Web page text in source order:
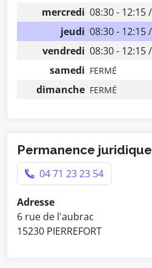
mercredi 08:30 - 12:15
jeudi 08:30 - 12:15
vendredi 08:30 - 12:15
samedi FERMÉ
dimanche FERMÉ
Permanence juridique
04 71 23 23 54
Adresse
6 rue de l'aubrac
15230 PIERREFORT